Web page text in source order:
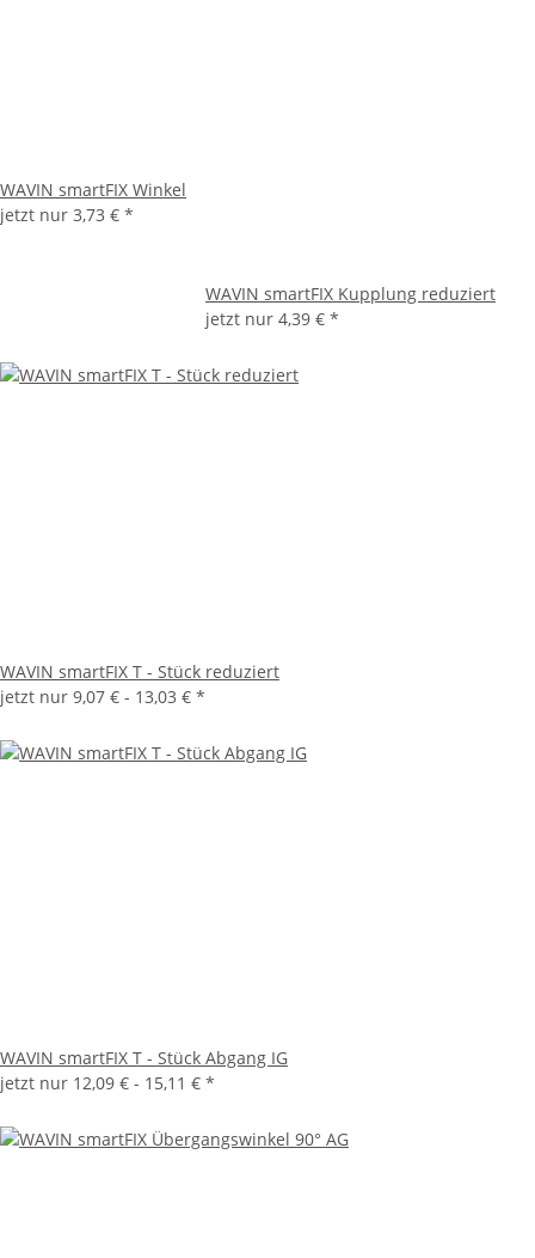
WAVIN smartFIX Winkel
jetzt nur 3,73 € *
WAVIN smartFIX Kupplung reduziert
jetzt nur 4,39 € *
WAVIN smartFIX T - Stück reduziert
jetzt nur 9,07 € - 13,03 € *
WAVIN smartFIX T - Stück Abgang IG
jetzt nur 12,09 € - 15,11 € *